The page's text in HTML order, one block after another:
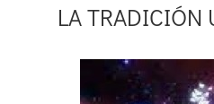
LA TRADICIÓN